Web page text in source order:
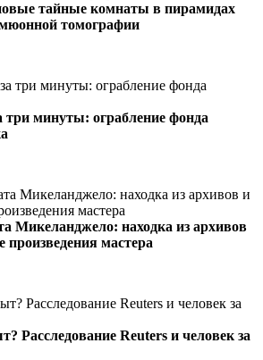
тайные комнаты в пирамидах
томографии
три минуты: ограбление фонда
Микеланджело: находка из архивов
мастера
Расследование Reuters и человек за